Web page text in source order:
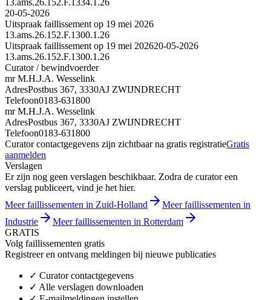
20-05-2026
Uitspraak faillissement op 19 mei 2026
13.ams.26.152.F.1300.1.26
Uitspraak faillissement op 19 mei 202620-05-2026
13.ams.26.152.F.1300.1.26
Curator / bewindvoerder
mr M.H.J.A. Wesselink
AdresPostbus 367, 3330AJ ZWIJNDRECHT
Telefoon0183-631800
mr M.H.J.A. Wesselink
AdresPostbus 367, 3330AJ ZWIJNDRECHT
Telefoon0183-631800
Curator contactgegevens zijn zichtbaar na gratis registratieGratis
aanmelden
Verslagen
Er zijn nog geen verslagen beschikbaar. Zodra de curator een
verslag publiceert, vind je het hier.
Meer faillissementen in Zuid-Holland
Meer faillissementen in
Industrie
Meer faillissementen in Rotterdam
GRATIS
Volg faillissementen gratis
Registreer en ontvang meldingen bij nieuwe publicaties
✓ Curator contactgegevens
✓ Alle verslagen downloaden